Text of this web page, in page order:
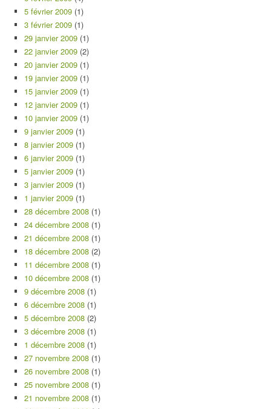
5 février 2009 (1)
3 février 2009 (1)
29 janvier 2009 (1)
22 janvier 2009 (2)
20 janvier 2009 (1)
19 janvier 2009 (1)
15 janvier 2009 (1)
12 janvier 2009 (1)
10 janvier 2009 (1)
9 janvier 2009 (1)
8 janvier 2009 (1)
6 janvier 2009 (1)
5 janvier 2009 (1)
3 janvier 2009 (1)
1 janvier 2009 (1)
28 décembre 2008 (1)
24 décembre 2008 (1)
21 décembre 2008 (1)
18 décembre 2008 (2)
11 décembre 2008 (1)
10 décembre 2008 (1)
9 décembre 2008 (1)
6 décembre 2008 (1)
5 décembre 2008 (2)
3 décembre 2008 (1)
1 décembre 2008 (1)
27 novembre 2008 (1)
26 novembre 2008 (1)
25 novembre 2008 (1)
21 novembre 2008 (1)